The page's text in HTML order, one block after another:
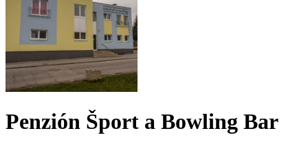
Penzión Šport a Bowling Bar